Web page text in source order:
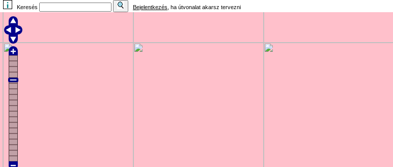
Keresés Bejelentkezés , ha útvonalat akarsz tervezni